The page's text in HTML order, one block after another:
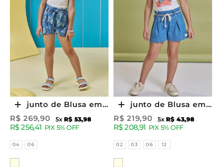
Escolher opções
Conjunto de Blusa em
Cotton e Shorts em
Jeans 95347 Kukiê
Infantil Menina
Preço promocional
R$ 269,90 5xR$ 53,98
R$ 256,41 PIX 5% OFF
Tamanhos
04 06
Escolher opções
Conjunto de Blusa em
Cotton e Shorts em
Jeans com Elastano
92986 Kukiê Infantil
Menina
Preço promocional
R$ 219,90 5xR$ 43,98
R$ 208,91 PIX 5% OFF
Tamanhos
02 03 06 12